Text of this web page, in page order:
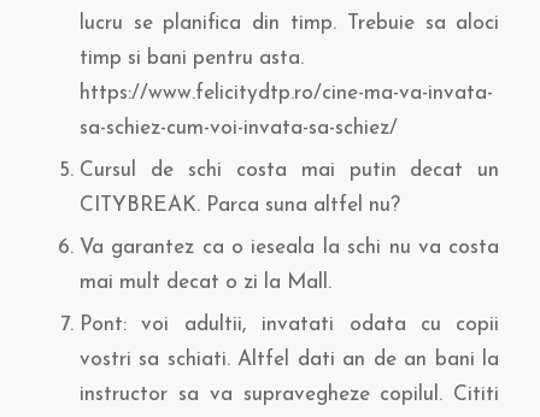
lucru se planifica din timp. Trebuie sa aloci
timp si bani pentru asta.
https://www.felicitydtp.ro/cine-ma-va-invata-
sa-schiez-cum-voi-invata-sa-schiez/
Cursul de schi costa mai putin decat un
CITYBREAK. Parca suna altfel nu?
Va garantez ca o ieseala la schi nu va costa
mai mult decat o zi la Mall.
Pont: voi adultii, invatati odata cu copii
vostri sa schiati. Altfel dati an de an bani la
instructor sa va supravegheze copilul. Cititi